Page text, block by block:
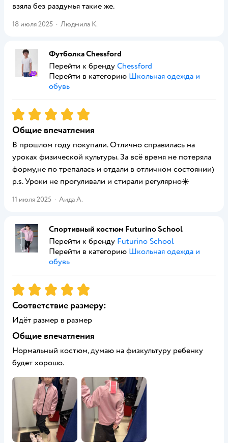
взяла без раздумья такие же.
18 июля 2025 · Людмила К.
Футболка Chessford
Перейти к бренду Chessford
Перейти в категорию Школьная одежда и
обувь
Рейтинг:5
Общие впечатления
В прошлом году покупали. Отлично справилась на
уроках физической культуры. За всё время не потеряла
форму,не по трепалась и отдали в отличном состоянии)
p.s. Уроки не прогуливали и стирали регулярно☀️
11 июля 2025 · Аида А.
Спортивный костюм Futurino School
Перейти к бренду Futurino School
Перейти в категорию Школьная одежда и
обувь
Рейтинг:5
Соответствие размеру:
Идёт размер в размер
Общие впечатления
Нормальный костюм, думаю на физкультуру ребенку
будет хорошо.